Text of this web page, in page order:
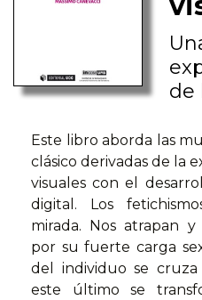
de
Este libro aborda las
clásico derivadas de la
visuales con el
digital. Los
mirada. Nos atrapan
por su fuerte carga
del individuo se
este último se